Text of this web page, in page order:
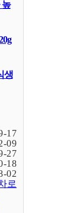
두
콩
17
09
27
18
02
로